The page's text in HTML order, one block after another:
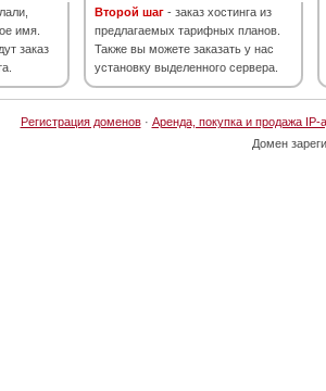
имя.
заказ
Второй шаг - заказ хостинга из
предлагаемых тарифных планов.
Также вы можете заказать у нас
установку выделенного сервера.
Регистрация доменов· Аренда, покупка и продажа IP-
Домен